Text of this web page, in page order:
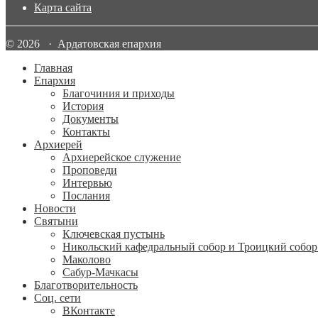
Карта сайта
© 2026 · Ардатовская епархия
Главная
Епархия
Благочиния и приходы
История
Документы
Контакты
Архиерей
Архиерейское служение
Проповеди
Интервью
Послания
Новости
Святыни
Ключевская пустынь
Никольский кафедральный собор и Троицкий собор
Маколово
Сабур-Мачкасы
Благотворительность
Соц. сети
ВКонтакте